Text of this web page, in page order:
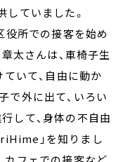
していました。
役所での接客を始め
太さんは、車椅子生
いて、自由に動か
で外に出て、いろい
して、身体の不自由
」を知りまし